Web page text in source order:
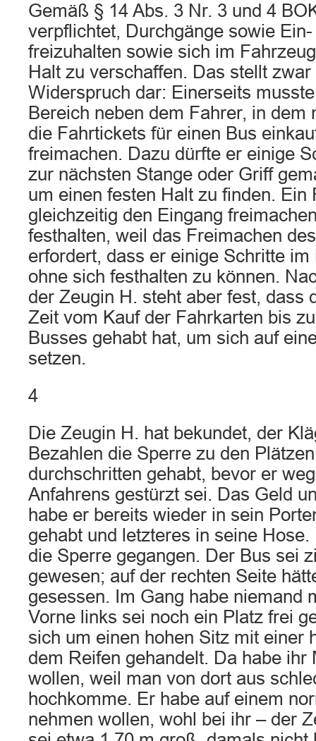
Gemäß § 14 Abs. 3 Nr. 3 und 4
verpflichtet, Durchgänge sowie
freizuhalten sowie sich im
Halt zu verschaffen. Das stellt
Widerspruch dar: Einerseits
Bereich neben dem Fahrer, in dem
die Fahrtickets für einen Bus
freimachen. Dazu dürfte er einige
zur nächsten Stange oder Griff
um einen festen Halt zu finden. Ein
gleichzeitig den Eingang
festhalten, weil das Freimachen
erfordert, dass er einige Schritte
ohne sich festhalten zu können.
der Zeugin H. steht aber fest, dass
Zeit vom Kauf der Fahrkarten bis
Busses gehabt hat, um sich auf
setzen.
4
Die Zeugin H. hat bekundet, der
Bezahlen die Sperre zu den
durchschritten gehabt, bevor er
Anfahrens gestürzt sei. Das Geld
habe er bereits wieder in sein
gehabt und letzteres in seine
die Sperre gegangen. Der Bus sei
gewesen; auf der rechten Seite
gesessen. Im Gang habe niemand
Vorne links sei noch ein Platz frei
sich um einen hohen Sitz mit einer
dem Reifen gehandelt. Da habe ihr
wollen, weil man von dort aus
hochkomme. Er habe auf einem
nehmen wollen, wohl bei ihr – der